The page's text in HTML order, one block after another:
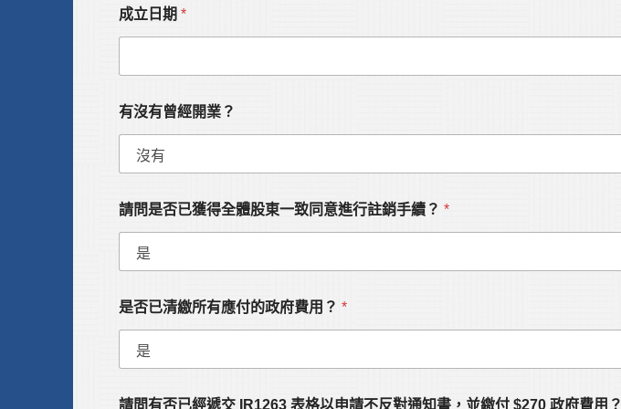
成立日期 *
有沒有曾經開業？
請問是否已獲得全體股東一致同意進行註銷手續？ *
是否已清繳所有應付的政府費用？ *
請問有否已經遞交 IR1263 表格以申請不反對通知書，並繳付 $270 政府費用？